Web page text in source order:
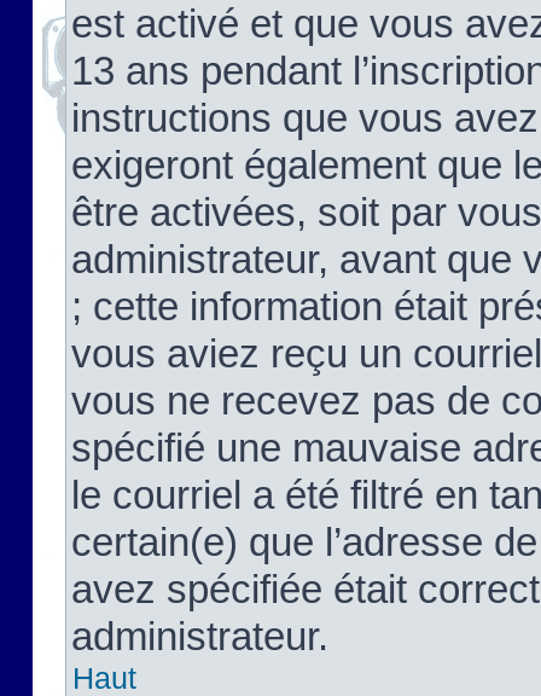
est activé et que vous
13 ans pendant
instructions que vous
exigeront également que
être activées, soit par
administrateur, avant que
; cette information était
vous aviez reçu un
vous ne recevez pas de
spécifié une mauvaise
le courriel a été filtré en
certain(e) que l’adresse
avez spécifiée était
administrateur.
Haut